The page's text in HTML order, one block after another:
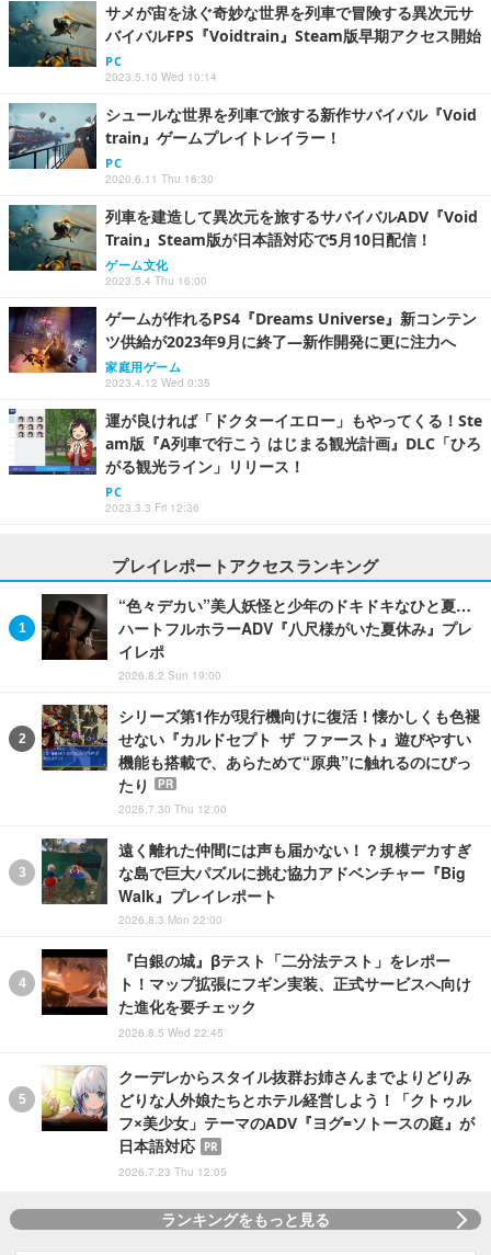
サメが宙を泳ぐ奇妙な世界を列車で冒険する異次元サ
バイバルFPS『Voidtrain』Steam版早期アクセス開始
PC
2023.5.10 Wed 10:14
シュールな世界を列車で旅する新作サバイバル『Void
train』ゲームプレイトレイラー！
PC
2020.6.11 Thu 16:30
列車を建造して異次元を旅するサバイバルADV『Void
Train』Steam版が日本語対応で5月10日配信！
ゲーム文化
2023.5.4 Thu 16:00
ゲームが作れるPS4『Dreams Universe』新コンテン
ツ供給が2023年9月に終了―新作開発に更に注力へ
家庭用ゲーム
2023.4.12 Wed 0:35
運が良ければ「ドクターイエロー」もやってくる！Ste
am版『A列車で行こう はじまる観光計画』DLC「ひろ
がる観光ライン」リリース！
PC
2023.3.3 Fri 12:36
プレイレポートアクセスランキング
“色々デカい”美人妖怪と少年のドキドキなひと夏…
ハートフルホラーADV『八尺様がいた夏休み』プレ
イレポ
2026.8.2 Sun 19:00
シリーズ第1作が現行機向けに復活！懐かしくも色褪
せない『カルドセプト ザ ファースト』遊びやすい
機能も搭載で、あらためて“原典”に触れるのにぴっ
たり
PR
2026.7.30 Thu 12:00
遠く離れた仲間には声も届かない！？規模デカすぎ
な島で巨大パズルに挑む協力アドベンチャー『Big
Walk』プレイレポート
2026.8.3 Mon 22:00
『白銀の城』βテスト「二分法テスト」をレポー
ト！マップ拡張にフギン実装、正式サービスへ向け
た進化を要チェック
2026.8.5 Wed 22:45
クーデレからスタイル抜群お姉さんまでよりどりみ
どりな人外娘たちとホテル経営しよう！「クトゥル
フ×美少女」テーマのADV『ヨグ=ソトースの庭』が
日本語対応
PR
2026.7.23 Thu 12:05
ランキングをもっと見る